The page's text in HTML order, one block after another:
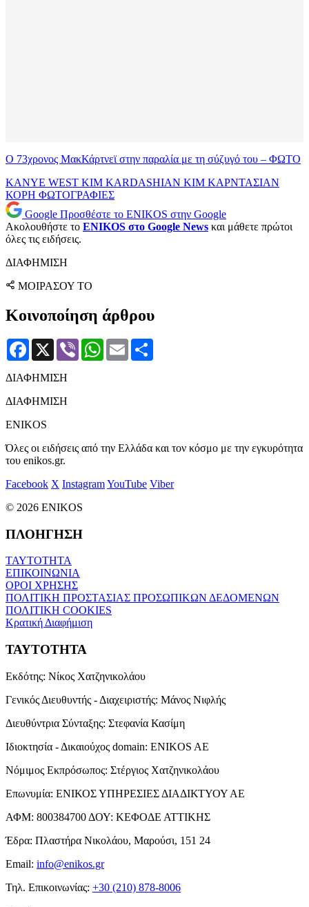
Ο 73χρονος ΜακΚάρτνεϊ στην παραλία με τη σύζυγό του – ΦΩΤΟ
KANYE WEST KIM KARDASHIAN ΚΙΜ ΚΑΡΝΤΑΣΙΑΝ
ΚΟΡΗ ΦΩΤΟΓΡΑΦΙΕΣ
Google Προσθέστε το ENIKOS στην Google
Ακολουθήστε το ENIKOS στο Google News και μάθετε πρώτοι
όλες τις ειδήσεις.
ΔΙΑΦΗΜΙΣΗ
ΜΟΙΡΑΣΟΥ ΤΟ
Κοινοποίηση άρθρου
Facebook
X Viber WhatsApp
Email
ΔΙΑΦΗΜΙΣΗ
ΔΙΑΦΗΜΙΣΗ
ENIKOS
Όλες οι ειδήσεις από την Ελλάδα και τον κόσμο με την εγκυρότητα
του enikos.gr.
Facebook X InstagramYouTube Viber
© 2026 ENIKOS
ΠΛΟΗΓΗΣΗ
ΤΑΥΤΟΤΗΤΑ
ΕΠΙΚΟΙΝΩΝΙΑ
ΟΡΟΙ ΧΡΗΣΗΣ
ΠΟΛΙΤΙΚΗ ΠΡΟΣΤΑΣΙΑΣ ΠΡΟΣΩΠΙΚΩΝ ΔΕΔΟΜΕΝΩΝ
ΠΟΛΙΤΙΚΗ COOKIES
Κρατική Διαφήμιση
ΤΑΥΤΟΤΗΤΑ
Εκδότης: Νίκος Χατζηνικολάου
Γενικός Διευθυντής - Διαχειριστής: Μάνος Νιφλής
Διευθύντρια Σύνταξης: Στεφανία Κασίμη
Ιδιοκτησία - Δικαιούχος domain: ENIKOS AE
Νόμιμος Εκπρόσωπος: Στέργιος Χατζηνικολάου
Επωνυμία: ΕΝΙΚΟΣ ΥΠΗΡΕΣΙΕΣ ΔΙΑΔΙΚΤΥΟΥ ΑΕ
ΑΦΜ: 800384700 ΔΟΥ: ΚΕΦΟΔΕ ΑΤΤΙΚΗΣ
Έδρα: Πλαστήρα Νικολάου, Μαρούσι, 151 24
Email: info@enikos.gr
Τηλ. Επικοινωνίας: +30 (210) 878-8006